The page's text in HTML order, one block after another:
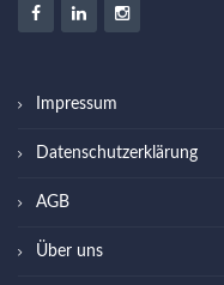
Impressum
Datenschutzerklärung
AGB
Über uns